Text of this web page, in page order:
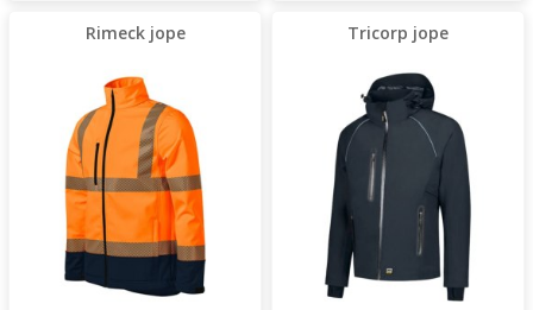
Rimeck jope Tricorp jope